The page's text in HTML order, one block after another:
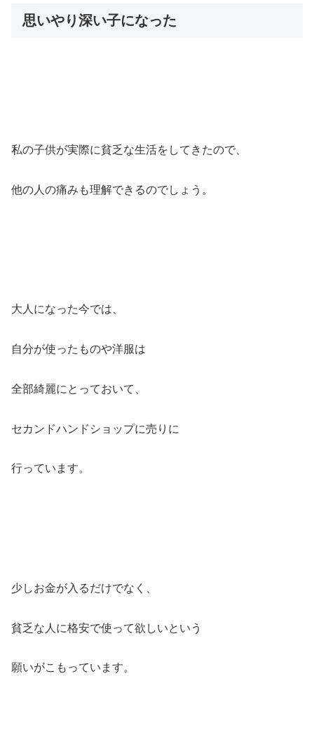
思いやり深い子になった
私の子供が実際に貧乏な生活をしてきたので、
他の人の痛みも理解できるのでしょう。
大人になった今では、
自分が使ったものや洋服は
全部綺麗にとっておいて、
セカンドハンドショップに売りに
行っています。
少しお金が入るだけでなく、
貧乏な人に格安で使って欲しいという
願いがこもっています。